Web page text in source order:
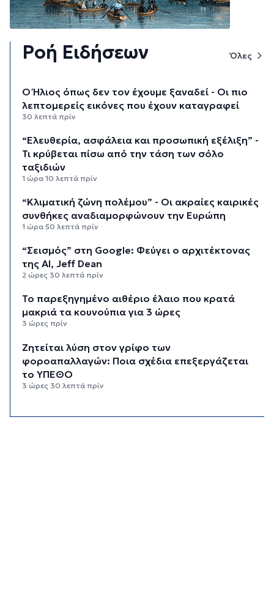
Ροή Ειδήσεων Όλες
Ο Ήλιος όπως δεν τον έχουμε ξαναδεί - Οι πιο
λεπτομερείς εικόνες που έχουν καταγραφεί
30 λεπτά πρίν
“Ελευθερία, ασφάλεια και προσωπική εξέλιξη” -
Τι κρύβεται πίσω από την τάση των σόλο
ταξιδιών
1 ώρα 10 λεπτά πρίν
“Κλιματική ζώνη πολέμου” - Οι ακραίες καιρικές
συνθήκες αναδιαμορφώνουν την Ευρώπη
1 ώρα 50 λεπτά πρίν
“Σεισμός” στη Google: Φεύγει ο αρχιτέκτονας
της AI, Jeff Dean
2 ώρες 30 λεπτά πρίν
Το παρεξηγημένο αιθέριο έλαιο που κρατά
μακριά τα κουνούπια για 3 ώρες
3 ώρες πρίν
Ζητείται λύση στον γρίφο των
φοροαπαλλαγών: Ποια σχέδια επεξεργάζεται
το ΥΠΕΘΟ
3 ώρες 30 λεπτά πρίν